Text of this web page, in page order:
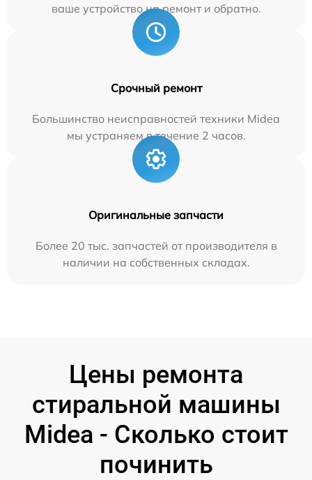
ваше устройство на ремонт и обратно.
Срочный ремонт
Большинство неисправностей техники Midea
мы устраняем в течение 2 часов.
Оригинальные запчасти
Более 20 тыс. запчастей от производителя в
наличии на собственных складах.
Цены ремонта
стиральной машины
Midea - Сколько стоит
починить